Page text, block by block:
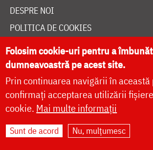
DESPRE NOI
POLITICA DE COOKIES
DONEAZĂ ONLINE PENTRU CATEDRALA
LIVE
Site dezvoltat de
Arhiepiscopia Iașilor | ©
Folosim cookie-uri pentru a
dumneavoastră pe acest site.
Prin continuarea navigării în această
confirmați acceptarea utilizării
cookie. Mai multe informații
Sunt de acord Nu, mulțumesc